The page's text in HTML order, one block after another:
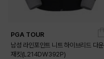
PGA TOUR
남성 라인포인트 니트 하이브리드 다운
재킷(L214DW392P)